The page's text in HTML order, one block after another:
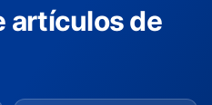
artículos de